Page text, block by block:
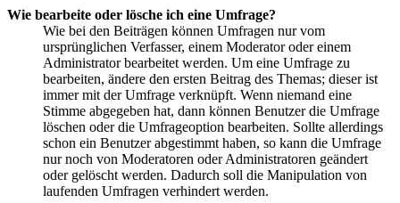
Wie bearbeite oder lösche ich eine Umfrage?
Wie bei den Beiträgen können Umfragen nur vom
ursprünglichen Verfasser, einem Moderator oder einem
Administrator bearbeitet werden. Um eine Umfrage zu
bearbeiten, ändere den ersten Beitrag des Themas; dieser ist
immer mit der Umfrage verknüpft. Wenn niemand eine
Stimme abgegeben hat, dann können Benutzer die Umfrage
löschen oder die Umfrageoption bearbeiten. Sollte allerdings
schon ein Benutzer abgestimmt haben, so kann die Umfrage
nur noch von Moderatoren oder Administratoren geändert
oder gelöscht werden. Dadurch soll die Manipulation von
laufenden Umfragen verhindert werden.